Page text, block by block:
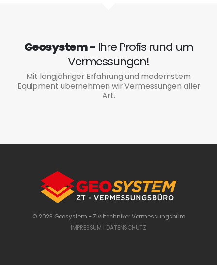
Geosystem - Ihre Profis rund um
Vermessungen!
Mit langjähriger Erfahrung und modernstem
Equipment übernehmen wir Vermessungen aller
Art.
© 2023 Geosystem - Ziviltechniker Vermessungsbüro
IMPRESSUM
DATENSCHUTZ